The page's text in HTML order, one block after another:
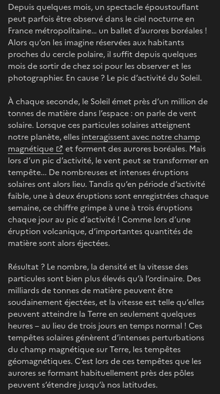
Depuis quelques mois, un spectacle époustouflant
peut parfois être observé dans le ciel nocturne en
France métropolitaine… un ballet d’aurores boréales !
Alors qu’on les imagine réservées aux habitants
proches du cercle polaire, il suffit depuis quelques
mois de sortir de chez soi pour les observer et les
photographier. En cause ? Le pic d’activité du Soleil.
À chaque seconde, le Soleil émet près d’un million de
tonnes de matière dans l’espace : on parle de vent
solaire. Lorsque ces particules solaires atteignent
notre planète, elles interagissent avec notre champ
magnétique
et forment des aurores boréales. Mais
lors d’un pic d’activité, le vent peut se transformer en
tempête... De nombreuses et intenses éruptions
solaires ont alors lieu. Tandis qu’en période d’activité
faible, une à deux éruptions sont enregistrées chaque
semaine, ce chiffre grimpe à une à trois éruptions
chaque jour au pic d’activité ! Comme lors d’une
éruption volcanique, d’importantes quantités de
matière sont alors éjectées.
Résultat ? Le nombre, la densité et la vitesse des
particules sont bien plus élevés qu’à l’ordinaire. Des
milliards de tonnes de matière peuvent être
soudainement éjectées, et la vitesse est telle qu’elles
peuvent atteindre la Terre en seulement quelques
heures – au lieu de trois jours en temps normal ! Ces
tempêtes solaires génèrent d’intenses perturbations
du champ magnétique sur Terre, les tempêtes
géomagnétiques. C’est lors de ces tempêtes que les
aurores se formant habituellement près des pôles
peuvent s’étendre jusqu’à nos latitudes.